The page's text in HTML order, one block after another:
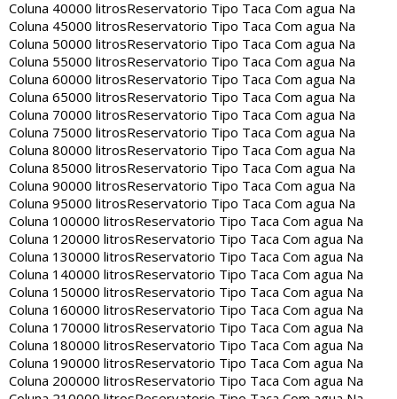
Coluna 40000 litrosReservatorio Tipo Taca Com agua Na
Coluna 45000 litrosReservatorio Tipo Taca Com agua Na
Coluna 50000 litrosReservatorio Tipo Taca Com agua Na
Coluna 55000 litrosReservatorio Tipo Taca Com agua Na
Coluna 60000 litrosReservatorio Tipo Taca Com agua Na
Coluna 65000 litrosReservatorio Tipo Taca Com agua Na
Coluna 70000 litrosReservatorio Tipo Taca Com agua Na
Coluna 75000 litrosReservatorio Tipo Taca Com agua Na
Coluna 80000 litrosReservatorio Tipo Taca Com agua Na
Coluna 85000 litrosReservatorio Tipo Taca Com agua Na
Coluna 90000 litrosReservatorio Tipo Taca Com agua Na
Coluna 95000 litrosReservatorio Tipo Taca Com agua Na
Coluna 100000 litrosReservatorio Tipo Taca Com agua Na
Coluna 120000 litrosReservatorio Tipo Taca Com agua Na
Coluna 130000 litrosReservatorio Tipo Taca Com agua Na
Coluna 140000 litrosReservatorio Tipo Taca Com agua Na
Coluna 150000 litrosReservatorio Tipo Taca Com agua Na
Coluna 160000 litrosReservatorio Tipo Taca Com agua Na
Coluna 170000 litrosReservatorio Tipo Taca Com agua Na
Coluna 180000 litrosReservatorio Tipo Taca Com agua Na
Coluna 190000 litrosReservatorio Tipo Taca Com agua Na
Coluna 200000 litrosReservatorio Tipo Taca Com agua Na